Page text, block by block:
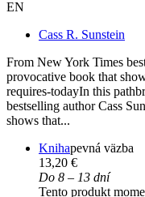
EN
Cass R. Sunstein
From New York Times
provocative book that
requires-todayIn this
bestselling author Cass
shows that...
Knihapevná väzba
13,20 €
Do 8 – 13 dní
Tento produkt